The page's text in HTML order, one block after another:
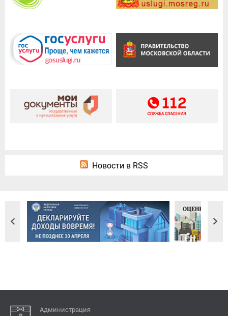
Новости в RSS
Администрация